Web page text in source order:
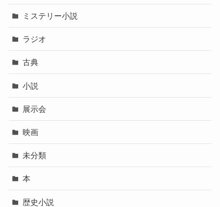
ミステリー小説
ラジオ
古典
小説
展示会
映画
未分類
本
歴史小説